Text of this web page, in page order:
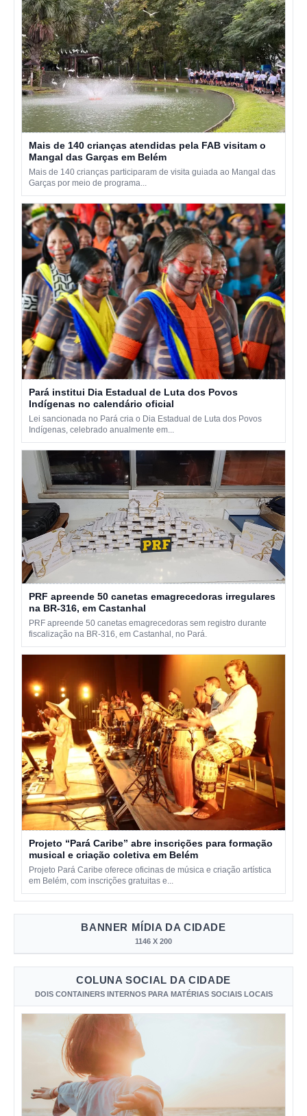
Mais de 140 crianças atendidas pela FAB visitam o
Mangal das Garças em Belém
Mais de 140 crianças participaram de visita guiada ao Mangal das
Garças por meio de programa...
Pará institui Dia Estadual de Luta dos Povos
Indígenas no calendário oficial
Lei sancionada no Pará cria o Dia Estadual de Luta dos Povos
Indígenas, celebrado anualmente em...
PRF apreende 50 canetas emagrecedoras irregulares
na BR-316, em Castanhal
PRF apreende 50 canetas emagrecedoras sem registro durante
fiscalização na BR-316, em Castanhal, no Pará.
Projeto “Pará Caribe” abre inscrições para formação
musical e criação coletiva em Belém
Projeto Pará Caribe oferece oficinas de música e criação artística
em Belém, com inscrições gratuitas e...
BANNER MÍDIA DA CIDADE
1146 X 200
COLUNA SOCIAL DA CIDADE
DOIS CONTAINERS INTERNOS PARA MATÉRIAS SOCIAIS LOCAIS